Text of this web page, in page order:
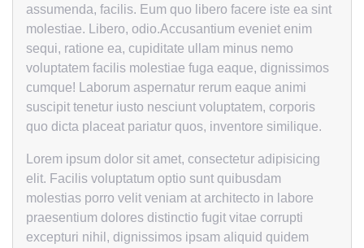
assumenda, facilis. Eum quo libero facere iste ea sint
molestiae. Libero, odio.Accusantium eveniet enim
sequi, ratione ea, cupiditate ullam minus nemo
voluptatem facilis molestiae fuga eaque, dignissimos
cumque! Laborum aspernatur rerum eaque animi
suscipit tenetur iusto nesciunt voluptatem, corporis
quo dicta placeat pariatur quos, inventore similique.
Lorem ipsum dolor sit amet, consectetur adipisicing
elit. Facilis voluptatum optio sunt quibusdam
molestias porro velit veniam at architecto in labore
praesentium dolores distinctio fugit vitae corrupti
excepturi nihil, dignissimos ipsam aliquid quidem